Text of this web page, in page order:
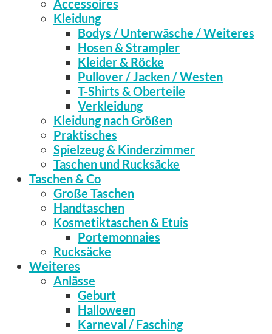
Accessoires
Kleidung
Bodys / Unterwäsche / Weiteres
Hosen & Strampler
Kleider & Röcke
Pullover / Jacken / Westen
T-Shirts & Oberteile
Verkleidung
Kleidung nach Größen
Praktisches
Spielzeug & Kinderzimmer
Taschen und Rucksäcke
Taschen & Co
Große Taschen
Handtaschen
Kosmetiktaschen & Etuis
Portemonnaies
Rucksäcke
Weiteres
Anlässe
Geburt
Halloween
Karneval / Fasching